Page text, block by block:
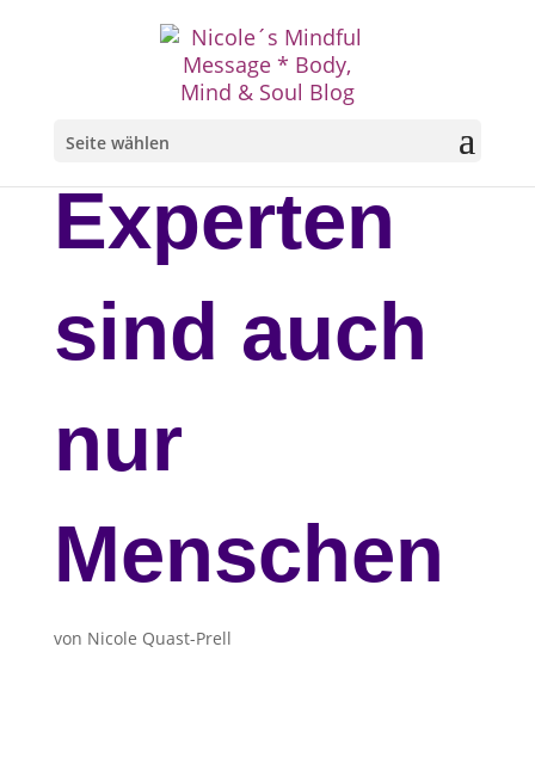
Seite wählen
Experten
sind auch
nur
Menschen
von Nicole Quast-Prell